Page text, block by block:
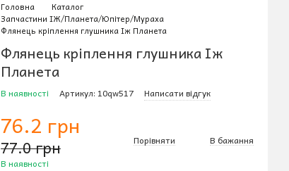
Головна
Каталог
Запчастини ІЖ/Планета/Юпітер/Мураха
Флянець кріплення глушника Іж Планета
Флянець кріплення глушника Іж
Планета
В наявності Артикул: 10qw517 Написати відгук
76.2 грн
77.0 грн
В наявності
Порівняти В бажання